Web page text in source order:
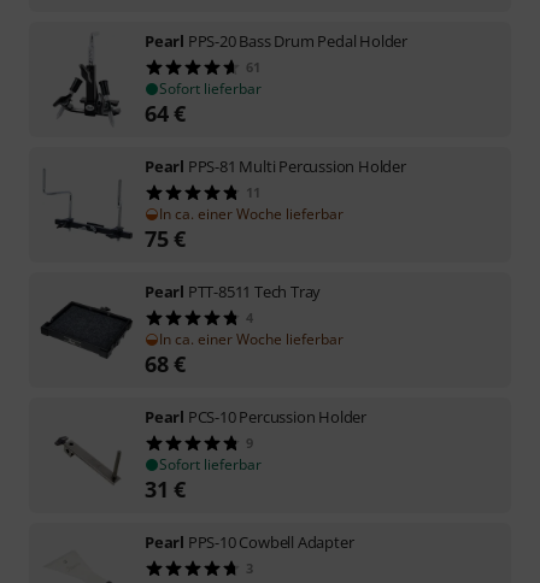
Pearl PPS-20 Bass Drum Pedal Holder
61
Sofort lieferbar
64€
Pearl PPS-81 Multi Percussion Holder
11
In ca. einer Woche lieferbar
75€
Pearl PTT-8511 Tech Tray
4
In ca. einer Woche lieferbar
68€
Pearl PCS-10 Percussion Holder
9
Sofort lieferbar
31 €
Pearl PPS-10 Cowbell Adapter
3